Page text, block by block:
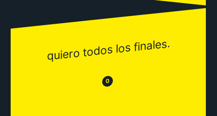
quiero todos los finales.
😒 0 😂